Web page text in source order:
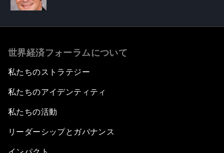
世界経済フォーラムについて
私たちのストラテジー
私たちのアイデンティティ
私たちの活動
リーダーシップとガバナンス